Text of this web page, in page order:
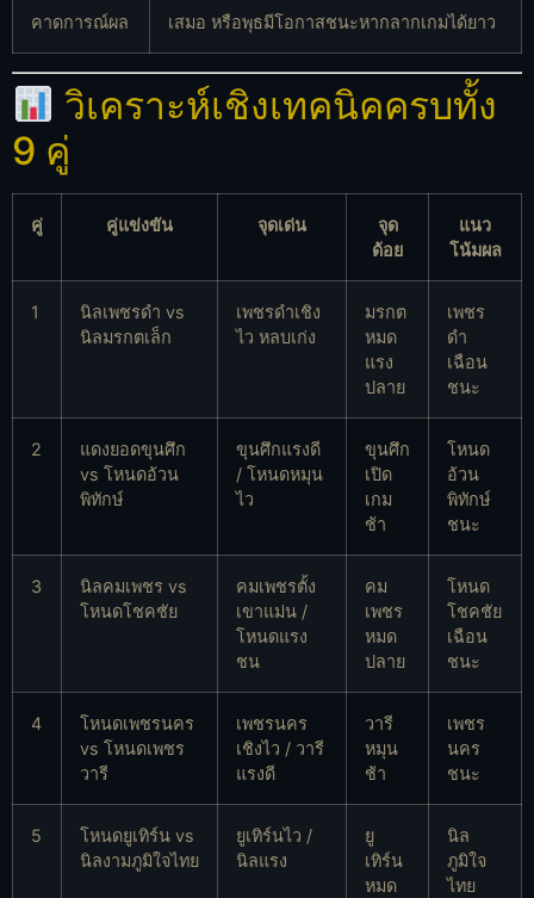
คาดการณ์ผล เสมอ หรือพุธมีโอกาสชนะหากลากเกมได้ยาว
วิเคราะห์เชิงเทคนิคครบทั้ง
9 คู่
คู่ คู่แข่งขัน จุดเด่น
จุด
ด้อย
แนว
โน้มผล
1
นิลเพชรดำ vs
นิลมรกตเล็ก
เพชรดำเชิง
ไว หลบเก่ง
มรกต
หมด
แรง
ปลาย
เพชร
ดำ
เฉือน
ชนะ
2
แดงยอดขุนศึก
vs โหนดอ้วน
พิทักษ์
ขุนศึกแรงดี
/ โหนดหมุน
ไว
ขุนศึก
เปิด
เกม
ช้า
โหนด
อ้วน
พิทักษ์
ชนะ
3
นิลคมเพชร vs
โหนดโชคชัย
คมเพชรตั้ง
เขาแม่น /
โหนดแรง
ชน
คม
เพชร
หมด
ปลาย
โหนด
โชคชัย
เฉือน
ชนะ
4
โหนดเพชรนคร
vs โหนดเพชร
วารี
เพชรนคร
เชิงไว / วารี
แรงดี
วารี
หมุน
ช้า
เพชร
นคร
ชนะ
5
โหนดยูเทิร์น vs
นิลงามภูมิใจไทย
ยูเทิร์นไว /
นิลแรง
ยู
เทิร์น
หมด
นิล
ภูมิใจ
ไทย